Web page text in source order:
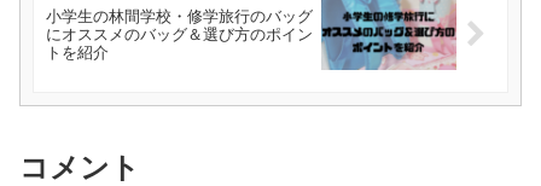
小学生の林間学校・修学旅行のバッグ
にオススメのバッグ＆選び方のポイン
トを紹介
コメント